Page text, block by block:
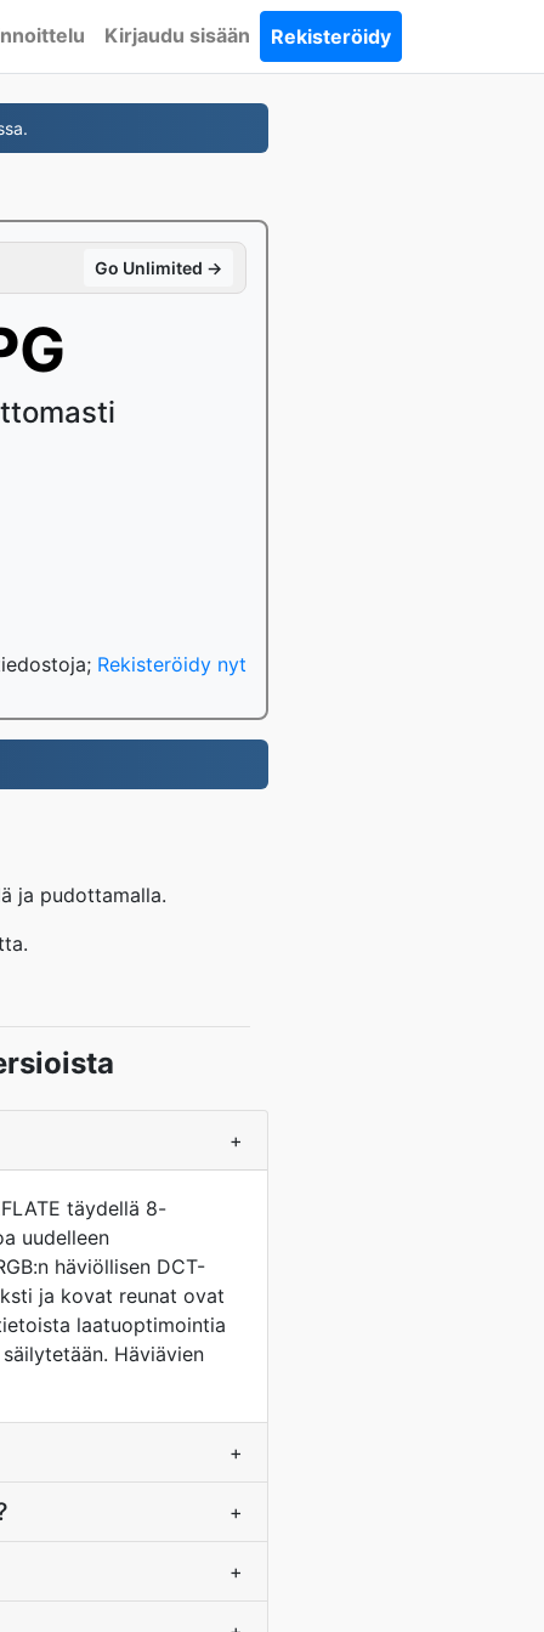
Kirjaudu sisään Rekisteröidy
Go Unlimited →
Rekisteröidy nyt
ja pudottamalla.
+
täydellä 8-
uudelleen
häviöllisen DCT-
ja kovat reunat ovat
laatuoptimointia
Häviävien
+
+
+